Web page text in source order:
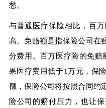
愁。
与普通医疗保险相比，百
高。免赔额是指保险公司在
分费用。百万医疗险的免赔
果医疗费用低于1万元，保
额，保险公司将按照合同约
险公司的赔付压力，也让